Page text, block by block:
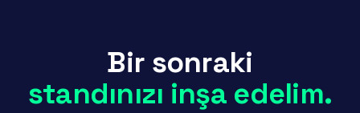
Bir sonraki
standınızı inşa edelim.